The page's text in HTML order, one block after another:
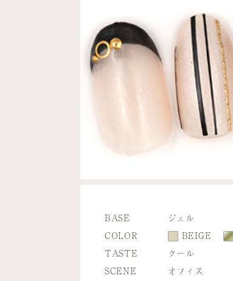
BASE
ジェル
COLOR
BEIGE
TASTE
クール
SCENE
オフィス